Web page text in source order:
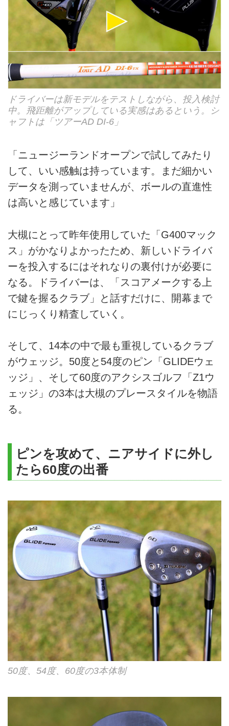
ドライバーは新モデルをテストしながら、投入検討
中。飛距離がアップしている実感はあるという。シ
ャフトは「ツアーAD DI-6」
「ニュージーランドオープンで試してみたり
して、いい感触は持っています。まだ細かい
データを測っていませんが、ボールの直進性
は高いと感じています」
大槻にとって昨年使用していた「G400マック
ス」がかなりよかったため、新しいドライバ
ーを投入するにはそれなりの裏付けが必要に
なる。ドライバーは、「スコアメークする上
で鍵を握るクラブ」と話すだけに、開幕まで
にじっくり精査していく。
そして、14本の中で最も重視しているクラブ
がウェッジ。50度と54度のピン「GLIDEウェ
ッジ」、そして60度のアクシスゴルフ「Z1ウ
ェッジ」の3本は大槻のプレースタイルを物語
る。
ピンを攻めて、ニアサイドに外し
たら60度の出番
50度、54度、60度の3本体制